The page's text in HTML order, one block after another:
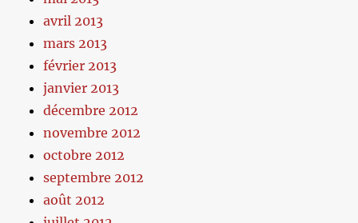
avril 2013
mars 2013
février 2013
janvier 2013
décembre 2012
novembre 2012
octobre 2012
septembre 2012
août 2012